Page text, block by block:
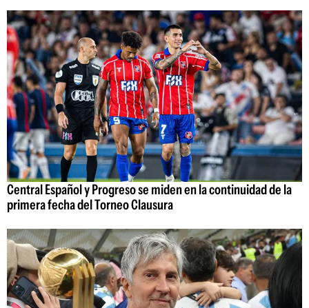
Central Español y Progreso se miden en la continuidad de la
primera fecha del Torneo Clausura